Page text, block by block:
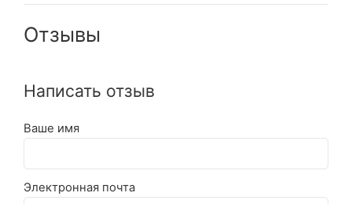
Отзывы
Написать отзыв
Ваше имя
Электронная почта